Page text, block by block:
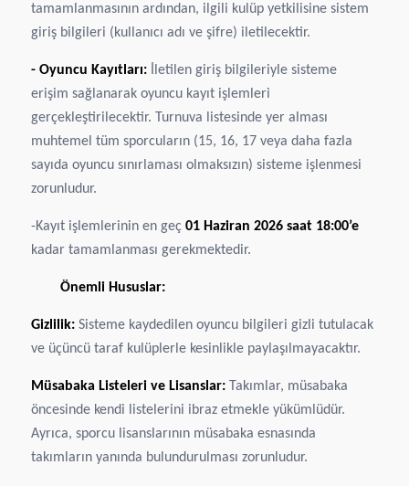
tamamlanmasının ardından, ilgili kulüp yetkilisine sistem
giriş bilgileri (kullanıcı adı ve şifre) iletilecektir.
- Oyuncu Kayıtları: İletilen giriş bilgileriyle sisteme
erişim sağlanarak oyuncu kayıt işlemleri
gerçekleştirilecektir. Turnuva listesinde yer alması
muhtemel tüm sporcuların (15, 16, 17 veya daha fazla
sayıda oyuncu sınırlaması olmaksızın) sisteme işlenmesi
zorunludur.
-Kayıt işlemlerinin en geç01 Haziran 2026 saat 18:00’e
kadar tamamlanması gerekmektedir.
Önemli Hususlar:
Gizlilik: Sisteme kaydedilen oyuncu bilgileri gizli tutulacak
ve üçüncü taraf kulüplerle kesinlikle paylaşılmayacaktır.
Müsabaka Listeleri ve Lisanslar: Takımlar, müsabaka
öncesinde kendi listelerini ibraz etmekle yükümlüdür.
Ayrıca, sporcu lisanslarının müsabaka esnasında
takımların yanında bulundurulması zorunludur.